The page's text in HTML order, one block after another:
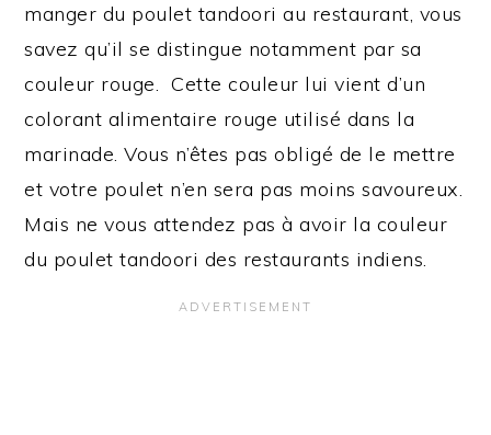
manger du poulet tandoori au restaurant, vous
savez qu’il se distingue notamment par sa
couleur rouge. Cette couleur lui vient d’un
colorant alimentaire rouge utilisé dans la
marinade. Vous n’êtes pas obligé de le mettre
et votre poulet n’en sera pas moins savoureux.
Mais ne vous attendez pas à avoir la couleur
du poulet tandoori des restaurants indiens.